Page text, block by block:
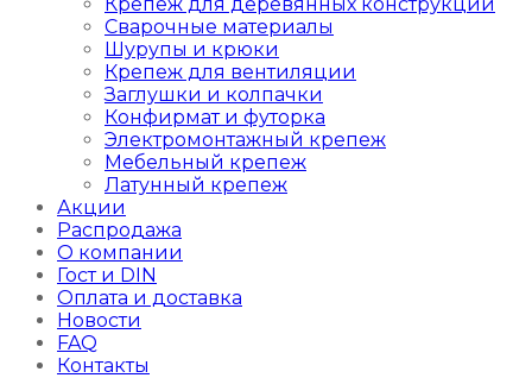
Сварочные материалы
Шурупы и крюки
Крепеж для вентиляции
Заглушки и колпачки
Конфирмат и футорка
Электромонтажный крепеж
Мебельный крепеж
Латунный крепеж
Акции
Распродажа
О компании
Гост и DIN
Оплата и доставка
Новости
FAQ
Контакты